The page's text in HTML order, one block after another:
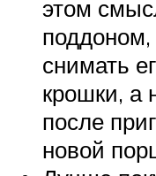
этом
поддоном,
снимать
крошки, а
после
новой